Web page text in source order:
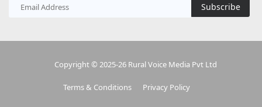
Subscribe
Copyright © 2025-26 Rural Voice Media Pvt Ltd
Terms & Conditions Privacy Policy